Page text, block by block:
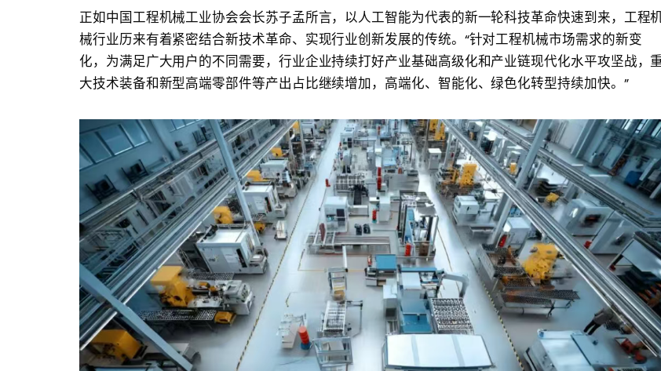
正如中国工程机械工业协会会长苏子孟所言，以人工智能为代表的新一轮科技革命快速到来，工程
械行业历来有着紧密结合新技术革命、实现行业创新发展的传统。“针对工程机械市场需求的新变
化，为满足广大用户的不同需要，行业企业持续打好产业基础高级化和产业链现代化水平攻坚战，
大技术装备和新型高端零部件等产出占比继续增加，高端化、智能化、绿色化转型持续加快。”